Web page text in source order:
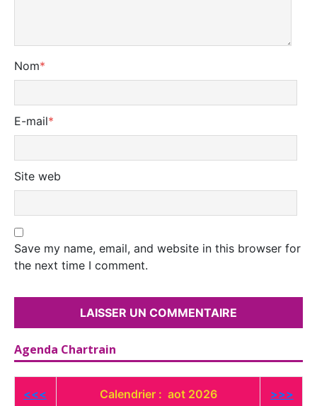
Nom*
E-mail*
Site web
Save my name, email, and website in this browser for
the next time I comment.
Agenda Chartrain
<<< Calendrier : aot 2026 >>>